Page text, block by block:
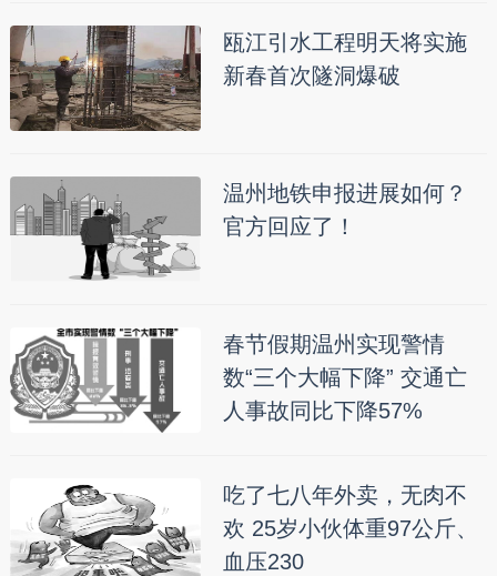
瓯江引水工程明天将实施
新春首次隧洞爆破
温州地铁申报进展如何？
官方回应了！
春节假期温州实现警情
数“三个大幅下降” 交通亡
人事故同比下降57%
吃了七八年外卖，无肉不
欢 25岁小伙体重97公斤、
血压230